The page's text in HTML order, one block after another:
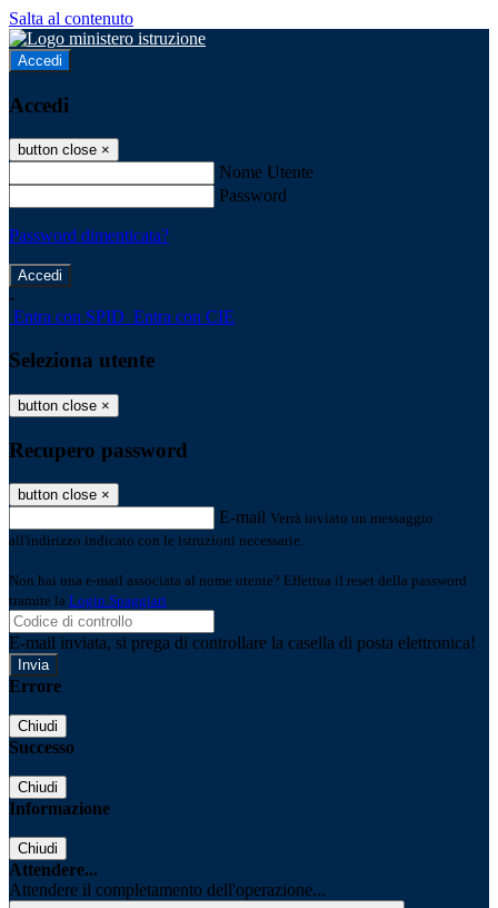
Salta al contenuto
Accedi
Accedi
button close ×
Nome Utente
Password
Password dimenticata?
-
Entra con SPID Entra con CIE
Seleziona utente
button close ×
Recupero password
button close ×
E-mail Verrà inviato un messaggio
all'indirizzo indicato con le istruzioni necessarie.
Non hai una e-mail associata al nome utente? Effettua il reset della password
tramite la Login Spaggiari
E-mail inviata, si prega di controllare la casella di posta elettronica!
Errore
Chiudi
Successo
Chiudi
Informazione
Chiudi
Attendere...
Attendere il completamento dell'operazione...